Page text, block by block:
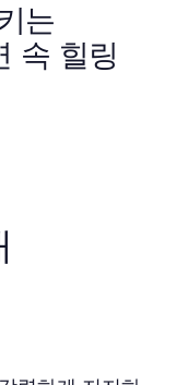
는
속 힐링